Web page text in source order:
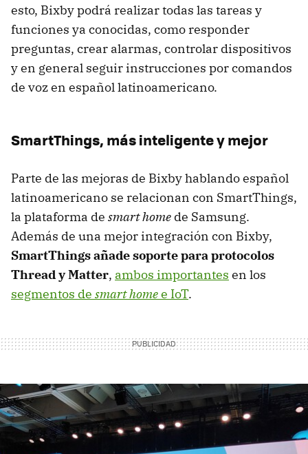
esto, Bixby podrá realizar todas las tareas y
funciones ya conocidas, como responder
preguntas, crear alarmas, controlar dispositivos
y en general seguir instrucciones por comandos
de voz en español latinoamericano.
SmartThings, más inteligente y mejor
Parte de las mejoras de Bixby hablando español
latinoamericano se relacionan con SmartThings,
la plataforma de smart home de Samsung.
Además de una mejor integración con Bixby,
SmartThings añade soporte para protocolos
Thread y Matter, ambos importantes en los
segmentos de smart homee IoT.